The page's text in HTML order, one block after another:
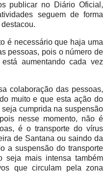
publicar no Diário Oficial,
seguem de forma
é necessário que haja uma
pessoas, pois o número de
aumentando cada vez
colaboração das pessoas,
muito e que esta ação do
cumprida na suspensão
nesse momento, não é
é o transporte do vírus
de Santana ou saindo da
a suspensão do transporte
seja mais intensa também
que circulam pela zona